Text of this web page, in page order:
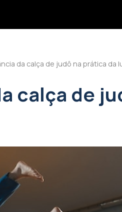
da calça de judô na prática da
calça de